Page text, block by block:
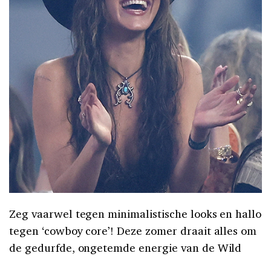
Zeg vaarwel tegen minimalistische looks en hallo
tegen ‘cowboy core’! Deze zomer draait alles om
de gedurfde, ongetemde energie van de Wild